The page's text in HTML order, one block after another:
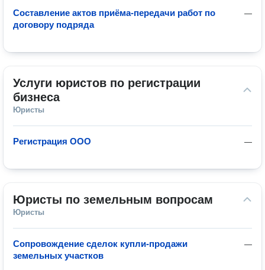
—
Составление актов приёма-передачи работ по
договору подряда
Услуги юристов по регистрации
бизнеса
Юристы
—
Регистрация ООО
Юристы по земельным вопросам
Юристы
—
Сопровождение сделок купли-продажи
земельных участков